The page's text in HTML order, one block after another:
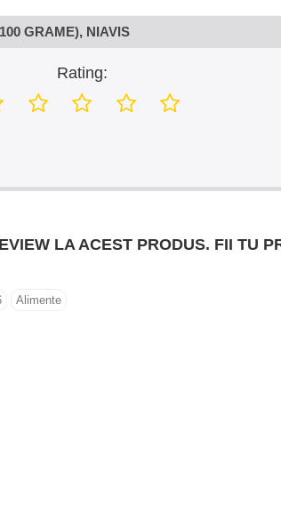
GRAME), NIAVIS
Rating:
LA ACEST PRODUS. FII TU
Alimente